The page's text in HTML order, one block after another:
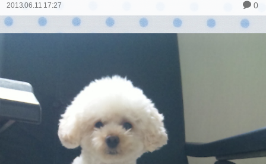
2013.06.11 17:27 0